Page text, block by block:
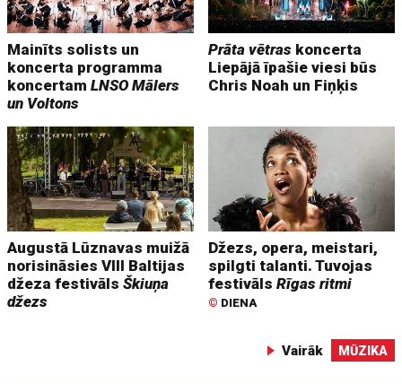
Mainīts solists un
koncerta programma
koncertamLNSO Mālers
un Voltons
Prāta vētras koncerta
Liepājā īpašie viesi būs
Chris Noah un Fiņķis
Augustā Lūznavas muižā
norisināsies VIII Baltijas
džeza festivālsŠkiuņa
džezs
Džezs, opera, meistari,
spilgti talanti. Tuvojas
festivālsRīgas ritmi
© DIENA
Vairāk MŪZIKA